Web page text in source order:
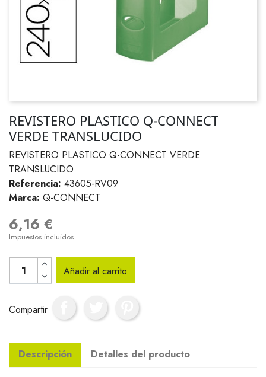
REVISTERO PLASTICO Q-CONNECT
VERDE TRANSLUCIDO
REVISTERO PLASTICO Q-CONNECT VERDE
TRANSLUCIDO
Referencia: 43605-RV09
Marca: Q-CONNECT
6,16 €
Impuestos incluidos
Añadir al carrito
Compartir
Descripción Detalles del producto